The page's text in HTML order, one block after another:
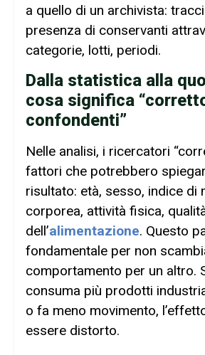
a quello di un archivista:
presenza di conservanti
categorie, lotti, periodi.
Dalla statistica alla
cosa significa
confondenti”
Nelle analisi, i ricercatori
fattori che potrebbero
risultato: età, sesso, indice di
corporea, attività fisica,
dell’alimentazione. Questo
fondamentale per non
comportamento per un altro.
consuma più prodotti
o fa meno movimento,
essere distorto.